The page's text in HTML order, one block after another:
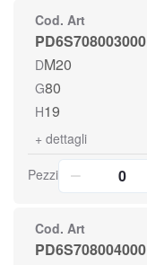
Cod. Art
PD6S708003000
DM20
G80
H19
+ dettagli
Pezzi
Cod. Art
PD6S708004000